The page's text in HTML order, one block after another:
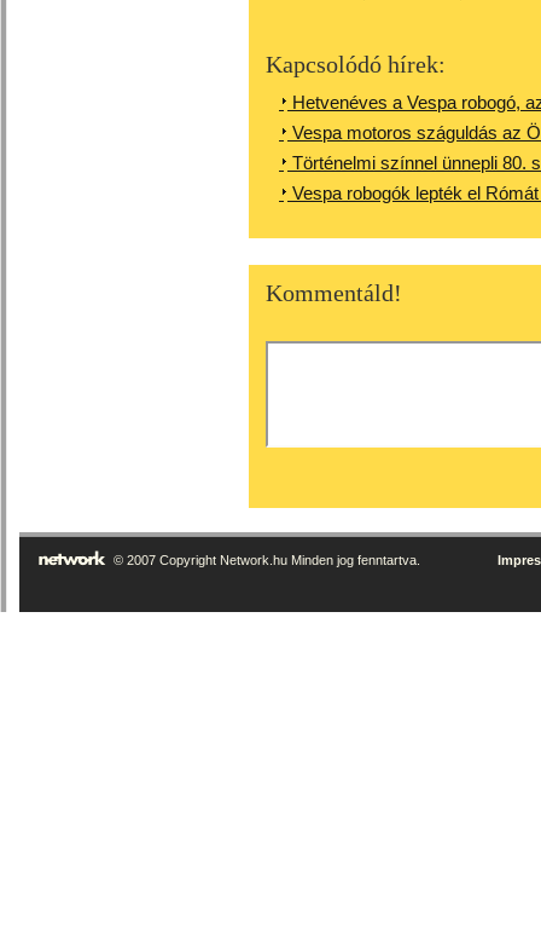
Kapcsolódó hírek:
Hetvenéves a Vespa robogó,
Vespa motoros száguldás az
Történelmi színnel ünnepli 80.
Vespa robogók lepték el
Kommentáld!
© 2007 Copyright Network.hu Minden jog fenntartva.